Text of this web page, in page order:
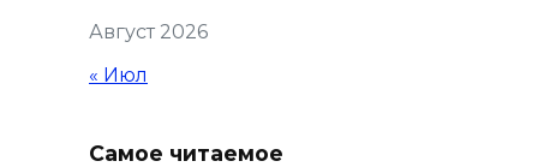
бьют тревогу
07 августа 2026 13:38
Мем с Путиным, российские
Август 2026
« Июл
Самое читаемое